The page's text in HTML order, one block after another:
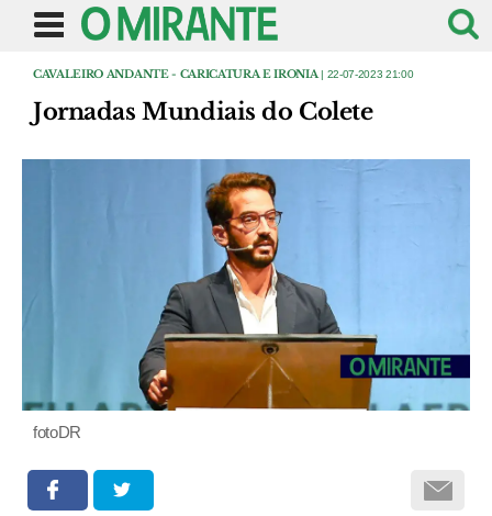
CAVALEIRO ANDANTE - CARICATURA E IRONIA | 22-07-2023 21:00
Jornadas Mundiais do Colete
fotoDR